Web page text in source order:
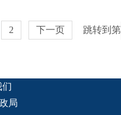
2 下一页 跳转到第
们
局